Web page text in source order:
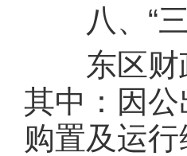
八、“三
东区财政
其中：因
购置及运